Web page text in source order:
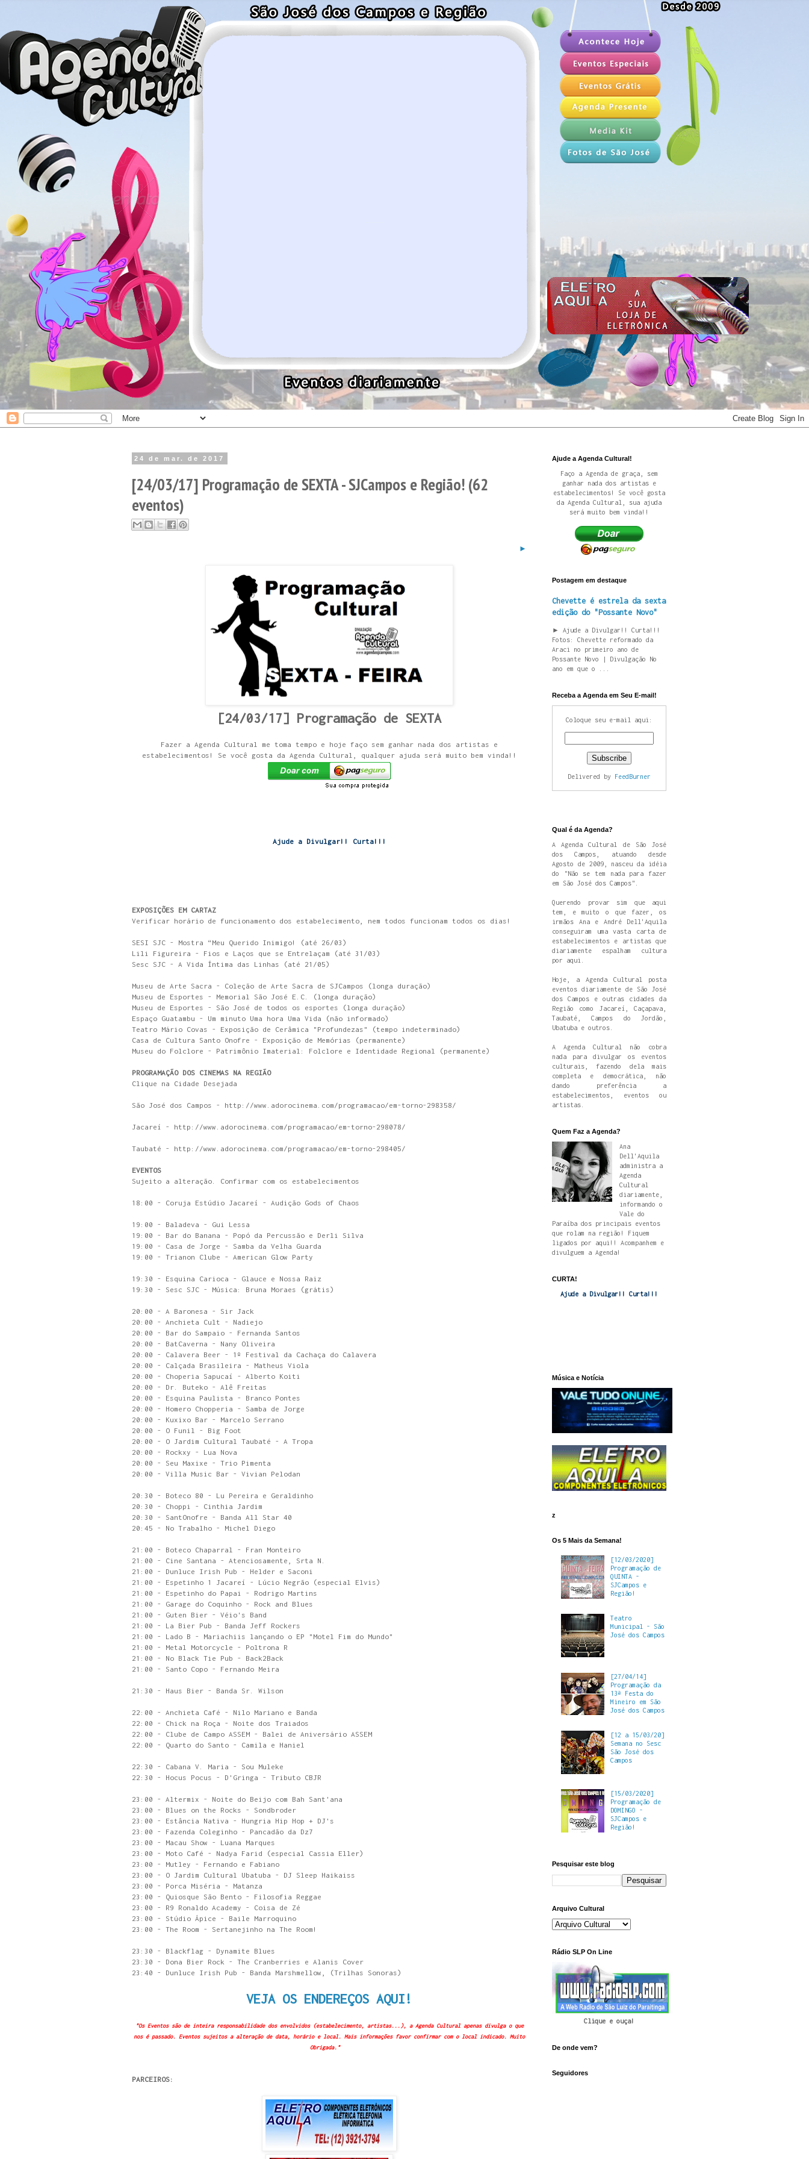
24 de mar. de 2017
[24/03/17] Programação de SEXTA - SJCampos e Região! (62
eventos)
►
[24/03/17] Programação de SEXTA
Fazer a Agenda Cultural me toma tempo e hoje faço sem ganhar nada dos artistas e
estabelecimentos! Se você gosta da Agenda Cultural, qualquer ajuda será muito bem vinda!!
Ajude a Divulgar!! Curta!!!
EXPOSIÇÕES EM CARTAZ
Verificar horário de funcionamento dos estabelecimento, nem todos funcionam todos os dias!
SESI SJC - Mostra “Meu Querido Inimigo! (até 26/03)
Lili Figureira - Fios e Laços que se Entrelaçam (até 31/03)
Sesc SJC - A Vida Íntima das Linhas (até 21/05)
Museu de Arte Sacra - Coleção de Arte Sacra de SJCampos (longa duração)
Museu de Esportes - Memorial São José E.C. (longa duração)
Museu de Esportes - São José de todos os esportes (longa duração)
Espaço Guatambu - Um minuto Uma hora Uma Vida (não informado)
Teatro Mário Covas - Exposição de Cerâmica "Profundezas" (tempo indeterminado)
Casa de Cultura Santo Onofre - Exposição de Memórias (permanente)
Museu do Folclore - Patrimônio Imaterial: Folclore e Identidade Regional (permanente)
PROGRAMAÇÃO DOS CINEMAS NA REGIÃO
Clique na Cidade Desejada
São José dos Campos - http://www.adorocinema.com/programacao/em-torno-298358/
Jacareí - http://www.adorocinema.com/programacao/em-torno-298078/
Taubaté - http://www.adorocinema.com/programacao/em-torno-298405/
EVENTOS
Sujeito a alteração. Confirmar com os estabelecimentos
18:00 - Coruja Estúdio Jacareí - Audição Gods of Chaos
19:00 - Baladeva - Gui Lessa
19:00 - Bar do Banana - Popó da Percussão e Derli Silva
19:00 - Casa de Jorge - Samba da Velha Guarda
19:00 - Trianon Clube - American Glow Party
19:30 - Esquina Carioca - Glauce e Nossa Raiz
19:30 - Sesc SJC - Música: Bruna Moraes (grátis)
20:00 - A Baronesa - Sir Jack
20:00 - Anchieta Cult - Nadiejo
20:00 - Bar do Sampaio - Fernanda Santos
20:00 - BatCaverna - Nany Oliveira
20:00 - Calavera Beer - 1º Festival da Cachaça do Calavera
20:00 - Calçada Brasileira - Matheus Viola
20:00 - Choperia Sapucaí - Alberto Koiti
20:00 - Dr. Buteko - Alê Freitas
20:00 - Esquina Paulista - Branco Pontes
20:00 - Homero Chopperia - Samba de Jorge
20:00 - Kuxixo Bar - Marcelo Serrano
20:00 - O Funil - Big Foot
20:00 - O Jardim Cultural Taubaté - A Tropa
20:00 - Rockxy - Lua Nova
20:00 - Seu Maxixe - Trio Pimenta
20:00 - Villa Music Bar - Vivian Pelodan
20:30 - Boteco 80 - Lu Pereira e Geraldinho
20:30 - Choppi - Cinthia Jardim
20:30 - SantOnofre - Banda All Star 40
20:45 - No Trabalho - Michel Diego
21:00 - Boteco Chaparral - Fran Monteiro
21:00 - Cine Santana - Atenciosamente, Srta N.
21:00 - Dunluce Irish Pub - Helder e Saconi
21:00 - Espetinho 1 Jacareí - Lúcio Negrão (especial Elvis)
21:00 - Espetinho do Papai - Rodrigo Martins
21:00 - Garage do Coquinho - Rock and Blues
21:00 - Guten Bier - Véio's Band
21:00 - La Bier Pub - Banda Jeff Rockers
21:00 - Lado B - Mariachiis lançando o EP "Motel Fim do Mundo"
21:00 - Metal Motorcycle - Poltrona R
21:00 - No Black Tie Pub - Back2Back
21:00 - Santo Copo - Fernando Meira
21:30 - Haus Bier - Banda Sr. Wilson
22:00 - Anchieta Café - Nilo Mariano e Banda
22:00 - Chick na Roça - Noite dos Traiados
22:00 - Clube de Campo ASSEM - Balei de Aniversário ASSEM
22:00 - Quarto do Santo - Camila e Haniel
22:30 - Cabana V. Maria - Sou Muleke
22:30 - Hocus Pocus - D'Gringa - Tributo CBJR
23:00 - Altermix - Noite do Beijo com Bah Sant'ana
23:00 - Blues on the Rocks - Sondbroder
23:00 - Estância Nativa - Hungria Hip Hop + DJ's
23:00 - Fazenda Coleginho - Pancadão da Dz7
23:00 - Macau Show - Luana Marques
23:00 - Moto Café - Nadya Farid (especial Cassia Eller)
23:00 - Mutley - Fernando e Fabiano
23:00 - O Jardim Cultural Ubatuba - DJ Sleep Haikaiss
23:00 - Porca Miséria - Matanza
23:00 - Quiosque São Bento - Filosofia Reggae
23:00 - R9 Ronaldo Academy - Coisa de Zé
23:00 - Stúdio Ápice - Baile Marroquino
23:00 - The Room - Sertanejinho na The Room!
23:30 - Blackflag - Dynamite Blues
23:30 - Dona Bier Rock - The Cranberries e Alanis Cover
23:40 - Dunluce Irish Pub - Banda Marshmellow, (Trilhas Sonoras)
VEJA OS ENDEREÇOS AQUI!
"Os Eventos são de inteira responsabilidade dos envolvidos (estabelecimento, artistas...), a Agenda Cultural apenas divulga o que
nos é passado. Eventos sujeitos a alteração de data, horário e local. Mais informações favor confirmar com o local indicado. Muito
Obrigada."
PARCEIROS:
Ajude a Agenda Cultural!
Faço a Agenda de graça, sem
ganhar nada dos artistas e
estabelecimentos! Se você gosta
da Agenda Cultural, sua ajuda
será muito bem vinda!!
Postagem em destaque
Chevette é estrela da sexta
edição do "Possante Novo"
► Ajude a Divulgar!! Curta!!!
Fotos: Chevette reformado da
Araci no primeiro ano de
Possante Novo | Divulgação No
ano em que o ...
Receba a Agenda em Seu E-mail!
Coloque seu e-mail aqui:
Delivered by FeedBurner
Qual é da Agenda?
A Agenda Cultural de São José
dos Campos, atuando desde
Agosto de 2009, nasceu da idéia
do "Não se tem nada para fazer
em São José dos Campos".
Querendo provar sim que aqui
tem, e muito o que fazer, os
irmãos Ana e André Dell'Aquila
conseguiram uma vasta carta de
estabelecimentos e artistas que
diariamente espalham cultura
por aqui.
Hoje, a Agenda Cultural posta
eventos diariamente de São José
dos Campos e outras cidades da
Região como Jacareí, Caçapava,
Taubaté, Campos do Jordão,
Ubatuba e outros.
A Agenda Cultural não cobra
nada para divulgar os eventos
culturais, fazendo dela mais
completa e democrática, não
dando preferência a
estabelecimentos, eventos ou
artistas.
Quem Faz a Agenda?
Ana
Dell'Aquila
administra a
Agenda
Cultural
diariamente,
informando o
Vale do
Paraíba dos principais eventos
que rolam na região! Fiquem
ligados por aqui!! Acompanhem e
divulguem a Agenda!
CURTA!
Ajude a Divulgar!! Curta!!!
Música e Notícia
z
Os 5 Mais da Semana!
[12/03/2020]
Programação de
QUINTA -
SJCampos e
Região!
Teatro
Municipal - São
José dos Campos
[27/04/14]
Programação da
13ª Festa do
Mineiro em São
José dos Campos
[12 a 15/03/20]
Semana no Sesc
São José dos
Campos
[15/03/2020]
Programação de
DOMINGO -
SJCampos e
Região!
Pesquisar este blog
Arquivo Cultural
Rádio SLP On Line
Clique e ouça!
De onde vem?
Seguidores